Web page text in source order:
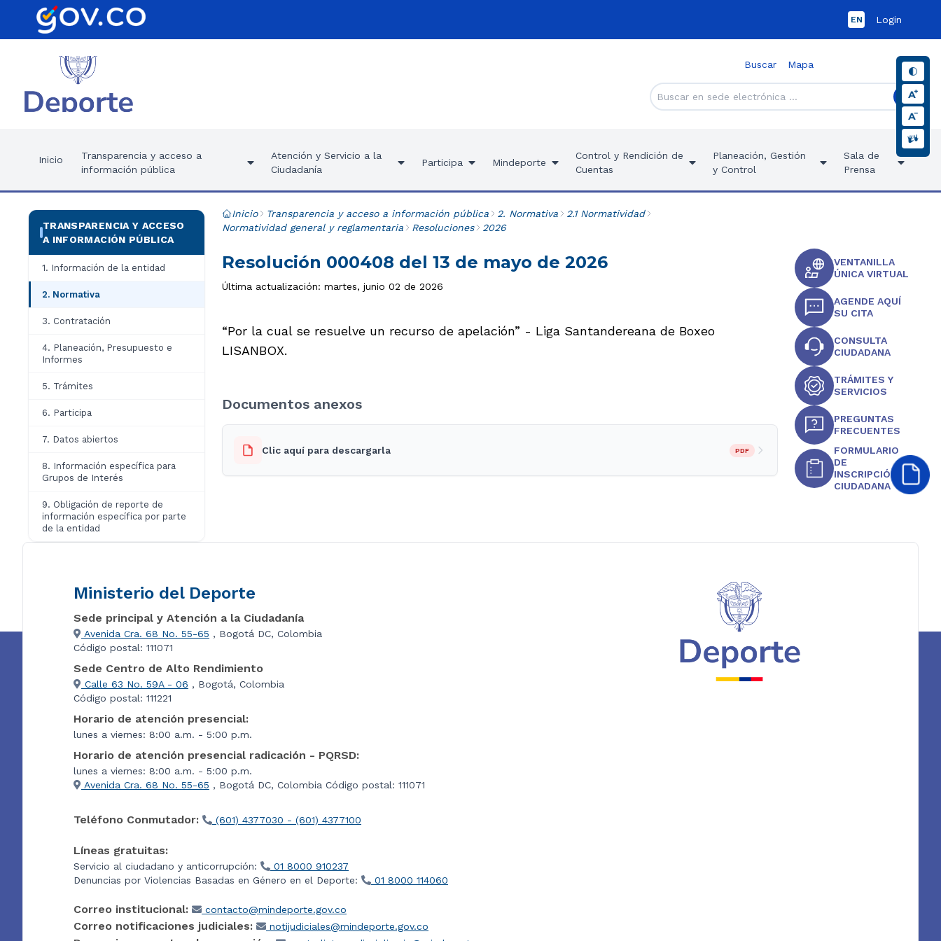
EN Login
Buscar Mapa
Inicio
Transparencia y acceso a
información pública
Atención y Servicio a la
Ciudadanía
Participa Mindeporte
Control y Rendición de
Cuentas
Planeación, Gestión
y Control
Sala de
Prensa
TRANSPARENCIA Y ACCESO
A INFORMACIÓN PÚBLICA
1. Información de la entidad
2. Normativa
3. Contratación
4. Planeación, Presupuesto e
Informes
5. Trámites
6. Participa
7. Datos abiertos
8. Información específica para
Grupos de Interés
9. Obligación de reporte de
información específica por parte
de la entidad
Inicio Transparencia y acceso a información pública 2. Normativa
2.1 Normatividad
Normatividad general y reglamentaria
Resoluciones 2026
Resolución 000408 del 13 de mayo de 2026
Última actualización: martes, junio 02 de 2026
“Por la cual se resuelve un recurso de apelación” - Liga Santandereana de Boxeo
LISANBOX.
Documentos anexos
Clic aquí para descargarla PDF
VENTANILLA
ÚNICA VIRTUAL
AGENDE AQUÍ
SU CITA
CONSULTA
CIUDADANA
TRÁMITES Y
SERVICIOS
PREGUNTAS
FRECUENTES
FORMULARIO
DE
INSCRIPCIÓN
CIUDADANA
Ministerio del Deporte
Sede principal y Atención a la Ciudadanía
Avenida Cra. 68 No. 55-65 , Bogotá DC, Colombia
Código postal: 111071
Sede Centro de Alto Rendimiento
Calle 63 No. 59A - 06 , Bogotá, Colombia
Código postal: 111221
Horario de atención presencial:
lunes a viernes: 8:00 a.m. - 5:00 p.m.
Horario de atención presencial radicación - PQRSD:
lunes a viernes: 8:00 a.m. - 5:00 p.m.
Avenida Cra. 68 No. 55-65 , Bogotá DC, Colombia Código postal: 111071
Teléfono Conmutador: (601) 4377030 - (601) 4377100
Líneas gratuitas:
Servicio al ciudadano y anticorrupción:
01 8000 910237
Denuncias por Violencias Basadas en Género en el Deporte:
01 8000 114060
Correo institucional: contacto@mindeporte.gov.co
Correo notificaciones judiciales: notijudiciales@mindeporte.gov.co